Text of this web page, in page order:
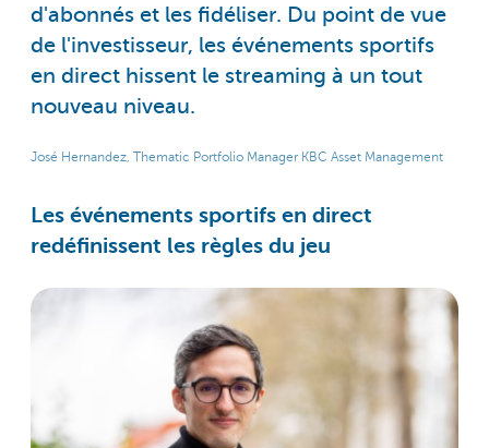
d'abonnés et les fidéliser. Du point de vue
de l'investisseur, les événements sportifs
en direct hissent le streaming à un tout
nouveau niveau.
José Hernandez, Thematic Portfolio Manager KBC Asset Management
Les événements sportifs en direct
redéfinissent les règles du jeu